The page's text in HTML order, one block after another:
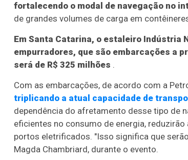
fortalecendo o modal de navegação no
de grandes volumes de carga em
Em Santa Catarina, o estaleiro Indústria
empurradores, que são embarcações a
será de R$ 325 milhões .
Com as embarcações, de acordo com a
triplicando a atual capacidade de
dependência do afretamento desse tipo de
eficientes no consumo de energia,
portos eletrificados. "Isso significa que
Magda Chambriard, durante o evento.